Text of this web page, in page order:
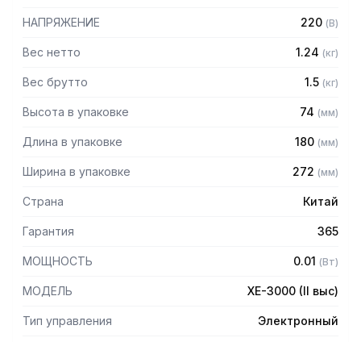
– Тип дисплея: жидкокристаллический с подсветкой
источника питания
– Транспортировочная защита предотвращает поломку
– Функциональный ИК-сенсор: бесконтактное управление
Технические характеристики:
– Размер платформы: 153 х 143 мм
– Поверочное деление: 0,5 грамма
НАПРЯЖЕНИЕ 220 (В)
Вес нетто 1.24 (кг)
Вес брутто 1.5 (кг)
Высота в упаковке 74 (мм)
Длина в упаковке 180 (мм)
Ширина в упаковке 272 (мм)
Страна Китай
Гарантия 365
МОЩНОСТЬ 0.01 (Вт)
МОДЕЛЬ XE-3000 (II выс)
Тип управления Электронный